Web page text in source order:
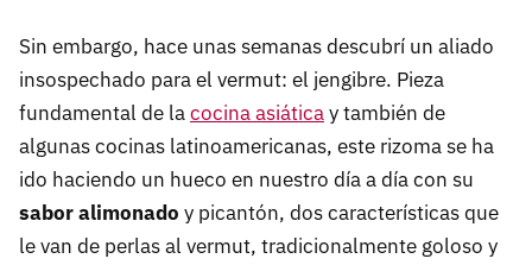
Sin embargo, hace unas semanas descubrí un aliado
insospechado para el vermut: el jengibre. Pieza
fundamental de lacocina asiáticay también de
algunas cocinas latinoamericanas, este rizoma se ha
ido haciendo un hueco en nuestro día a día con su
sabor alimonado y picantón, dos características que
le van de perlas al vermut, tradicionalmente goloso y